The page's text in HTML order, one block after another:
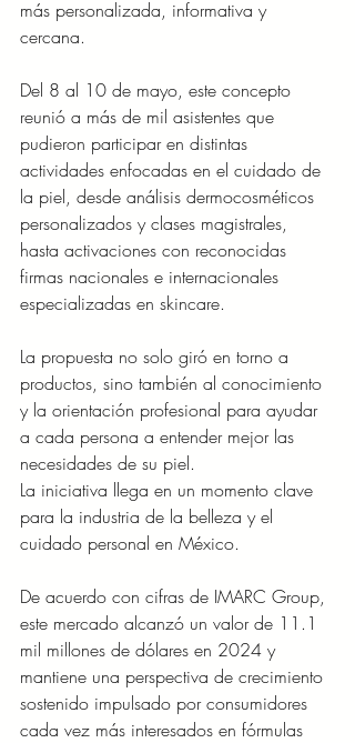
más personalizada, informativa y
cercana.
Del 8 al 10 de mayo, este concepto
reunió a más de mil asistentes que
pudieron participar en distintas
actividades enfocadas en el cuidado de
la piel, desde análisis dermocosméticos
personalizados y clases magistrales,
hasta activaciones con reconocidas
firmas nacionales e internacionales
especializadas en skincare.
La propuesta no solo giró en torno a
productos, sino también al conocimiento
y la orientación profesional para ayudar
a cada persona a entender mejor las
necesidades de su piel.
La iniciativa llega en un momento clave
para la industria de la belleza y el
cuidado personal en México.
De acuerdo con cifras de IMARC Group,
este mercado alcanzó un valor de 11.1
mil millones de dólares en 2024 y
mantiene una perspectiva de crecimiento
sostenido impulsado por consumidores
cada vez más interesados en fórmulas